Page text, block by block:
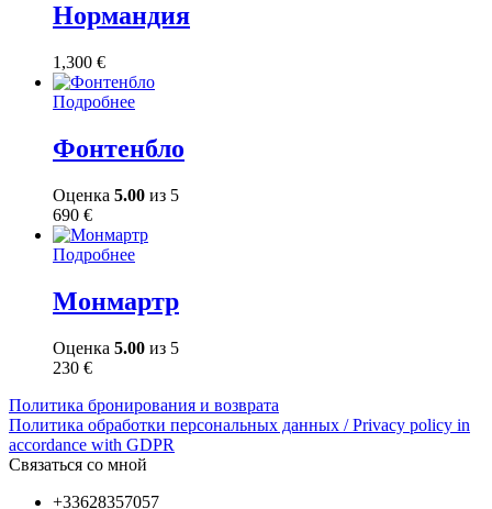
Нормандия
1,300 €
Подробнее
Фонтенбло
Оценка 5.00 из 5
690 €
Подробнее
Монмартр
Оценка 5.00 из 5
230 €
Политика бронирования и возврата
Политика обработки персональных данных / Privacy policy in
accordance with GDPR
Связаться со мной
+33628357057